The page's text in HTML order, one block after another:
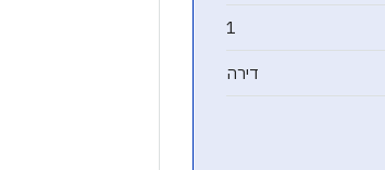
1
דירה